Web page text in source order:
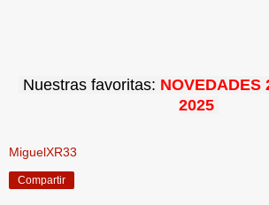
Nuestras favoritas: NOVEDADES
2025
MiguelXR33
Compartir